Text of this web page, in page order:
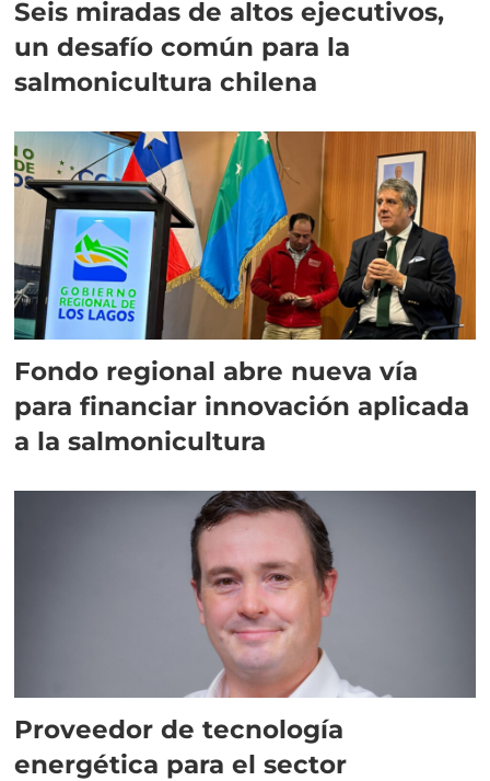
Seis miradas de altos ejecutivos,
un desafío común para la
salmonicultura chilena
Fondo regional abre nueva vía
para financiar innovación aplicada
a la salmonicultura
Proveedor de tecnología
energética para el sector